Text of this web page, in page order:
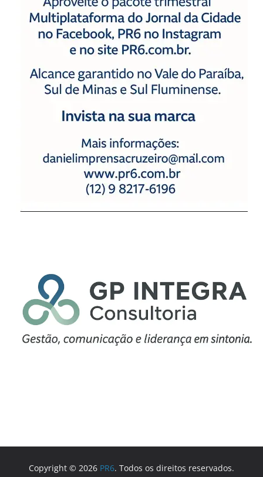
Copyright © 2026 PR6. Todos os direitos reservados.